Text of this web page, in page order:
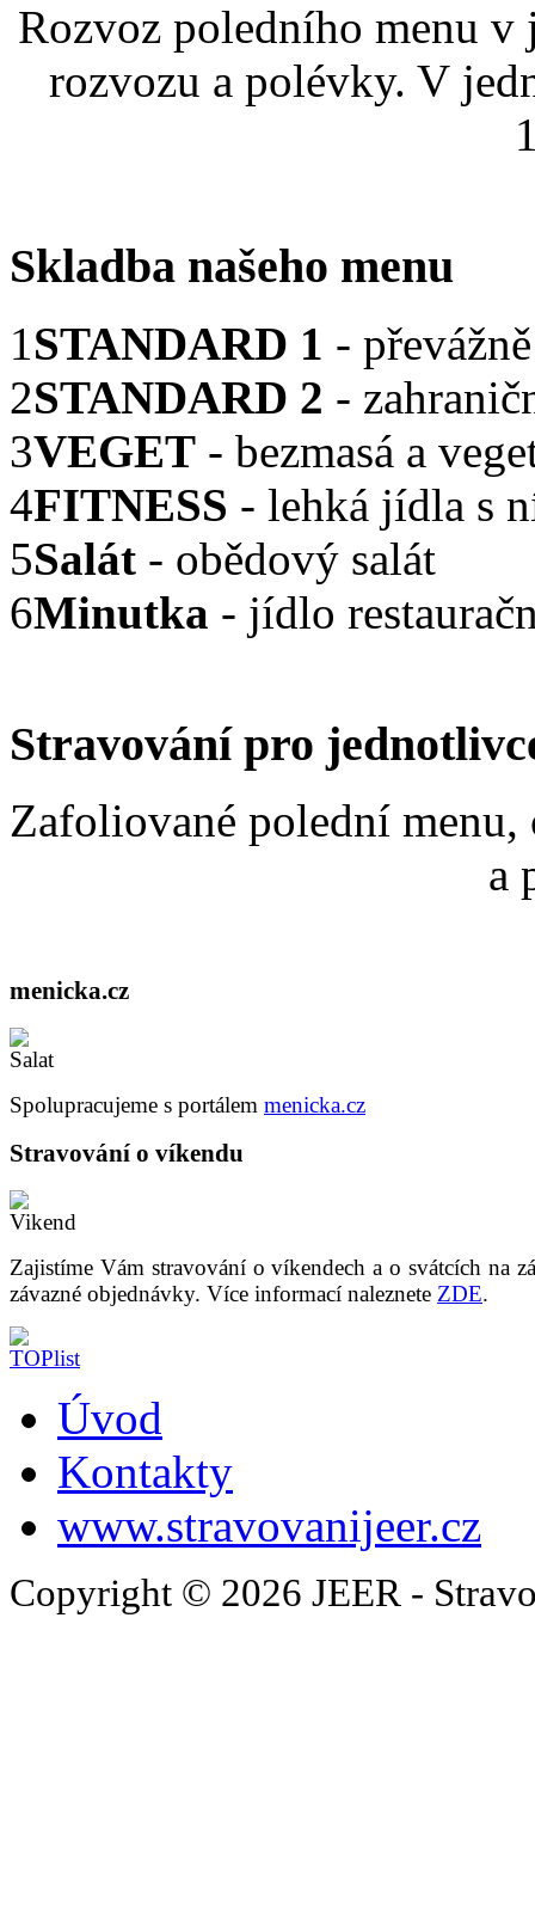
Rozvoz poledního menu
rozvozu a polévky. V
Skladba našeho menu
1STANDARD 1 -
2STANDARD 2 -
3VEGET - bezmasá a
4FITNESS - lehká jídla s
5Salát - obědový salát
6Minutka - jídlo
Stravovánípro
Zafoliované polední menu,
a
menicka.cz
Spolupracujeme s portálem menicka.cz
Stravování o víkendu
Zajistíme Vám stravování o víkendech a o svátcích na
závazné objednávky. Více informací naleznete ZDE.
Úvod
Kontakty
www.stravovanijeer.cz
Copyright © 2026 JEER -